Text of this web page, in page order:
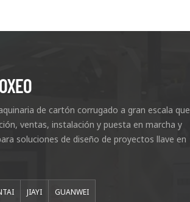
de cartón corrugado a gran escala que
ventas, instalación y puesta en marcha y
soluciones de diseño de proyectos llave en
JIAYI GUANWEI